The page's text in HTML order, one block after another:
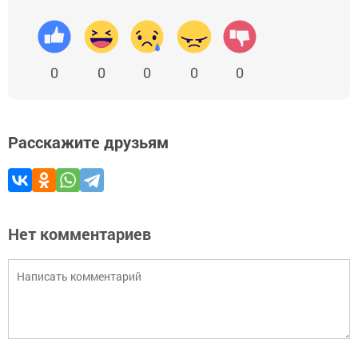
0 0 0 0 0
Расскажите друзьям
Нет комментариев